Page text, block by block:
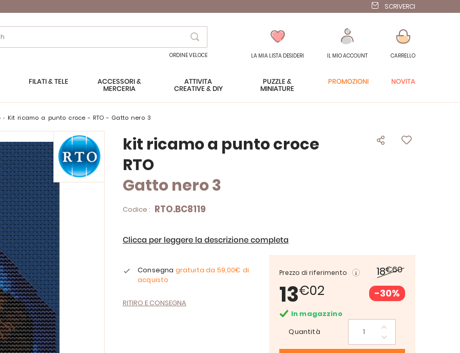
SCRIVERCI
Search
ORDINE VELOCE LA MIA LISTA DESIDERI IL MIO ACCOUNT CARRELLO
FILATI & TELE
ACCESSORI &
MERCERIA
ATTIVITÀ
CREATIVE & DIY
PUZZLE &
MINIATURE
PROMOZIONI NOVITÀ
kit ricamo a punto croce - RTO - Gatto nero 3
kit ricamo a punto croce
RTO
Gatto nero 3
Codice : RTO.BC8119
Clicca per leggere la descrizione completa
Prezzo di riferimento 18€60
13€02 -30%
In magazzino
Quantità
Consegna gratuita da 59,00€ di
acquisto
RITIRO E CONSEGNA